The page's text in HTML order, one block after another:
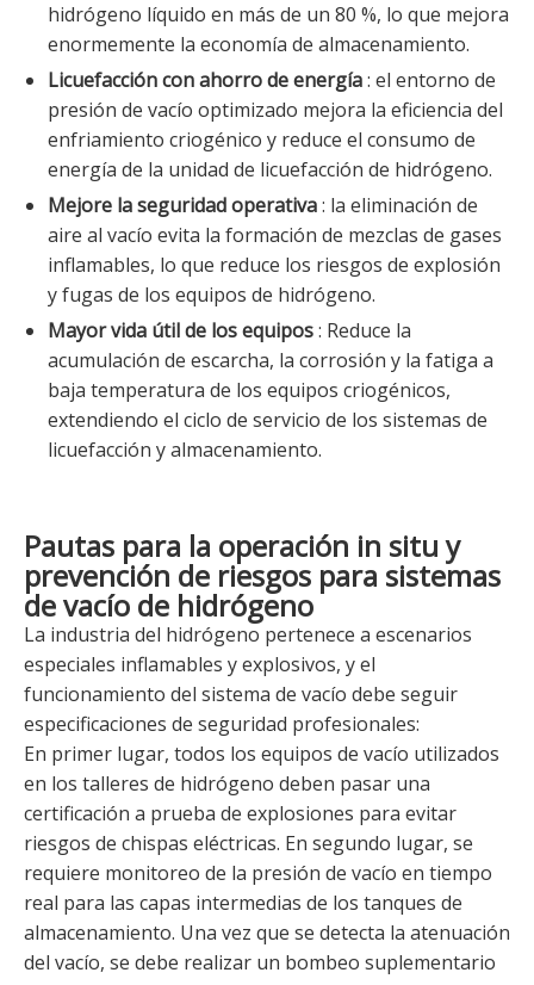
hidrógeno líquido en más de un 80 %, lo que mejora
enormemente la economía de almacenamiento.
Licuefacción con ahorro de energía: el entorno de
presión de vacío optimizado mejora la eficiencia del
enfriamiento criogénico y reduce el consumo de
energía de la unidad de licuefacción de hidrógeno.
Mejore la seguridad operativa: la eliminación de
aire al vacío evita la formación de mezclas de gases
inflamables, lo que reduce los riesgos de explosión
y fugas de los equipos de hidrógeno.
Mayor vida útil de los equipos: Reduce la
acumulación de escarcha, la corrosión y la fatiga a
baja temperatura de los equipos criogénicos,
extendiendo el ciclo de servicio de los sistemas de
licuefacción y almacenamiento.
Pautas para la operación in situ y
prevención de riesgos para sistemas
de vacío de hidrógeno
La industria del hidrógeno pertenece a escenarios
especiales inflamables y explosivos, y el
funcionamiento del sistema de vacío debe seguir
especificaciones de seguridad profesionales:
En primer lugar, todos los equipos de vacío utilizados
en los talleres de hidrógeno deben pasar una
certificación a prueba de explosiones para evitar
riesgos de chispas eléctricas. En segundo lugar, se
requiere monitoreo de la presión de vacío en tiempo
real para las capas intermedias de los tanques de
almacenamiento. Una vez que se detecta la atenuación
del vacío, se debe realizar un bombeo suplementario